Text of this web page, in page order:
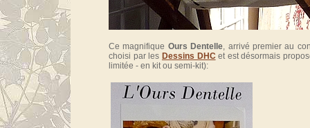
Ce magnifique Ours Dentelle, arrivé premier au
choisi par les Dessins DHC et est désormais
limitée - en kit ou semi-kit):